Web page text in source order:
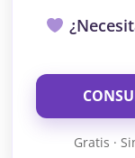
Gratis ·